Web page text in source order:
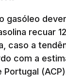
as
face aos
dos
gasóleo
recuar
caso a
com a
Portugal